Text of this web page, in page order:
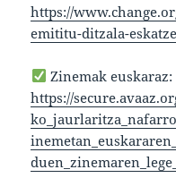
https://
emititu-ditzala-
Zinemak euskaraz:
https://